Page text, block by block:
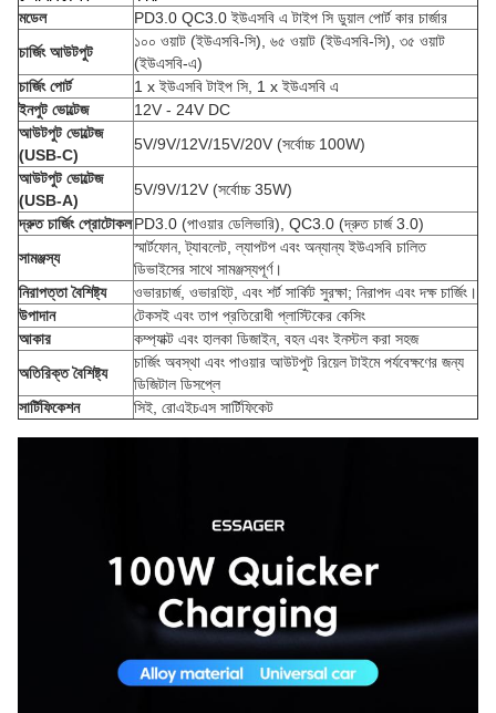
মডেল
PD3.0 QC3.0 ইউএসবি এ টাইপ সি ডুয়াল পোর্ট কার চার্জার
চার্জিং আউটপুট
১০০ ওয়াট (ইউএসবি-সি), ৬৫ ওয়াট (ইউএসবি-সি), ৩৫ ওয়াট
(ইউএসবি-এ)
চার্জিং পোর্ট
1 x ইউএসবি টাইপ সি, 1 x ইউএসবি এ
ইনপুট ভোল্টেজ
12V - 24V DC
আউটপুট ভোল্টেজ
(USB-C)
5V/9V/12V/15V/20V (সর্বোচ্চ 100W)
আউটপুট ভোল্টেজ
(USB-A)
5V/9V/12V (সর্বোচ্চ 35W)
দ্রুত চার্জিং প্রোটোকলPD3.0 (পাওয়ার ডেলিভারি), QC3.0 (দ্রুত চার্জ 3.0)
সামঞ্জস্য
স্মার্টফোন, ট্যাবলেট, ল্যাপটপ এবং অন্যান্য ইউএসবি চালিত
ডিভাইসের সাথে সামঞ্জস্যপূর্ণ।
নিরাপত্তা বৈশিষ্ট্য
ওভারচার্জ, ওভারহিট, এবং শর্ট সার্কিট সুরক্ষা; নিরাপদ এবং দক্ষ চার্জিং।
উপাদান
টেকসই এবং তাপ প্রতিরোধী প্লাস্টিকের কেসিং
আকার
কম্প্যাক্ট এবং হালকা ডিজাইন, বহন এবং ইনস্টল করা সহজ
অতিরিক্ত বৈশিষ্ট্য
চার্জিং অবস্থা এবং পাওয়ার আউটপুট রিয়েল টাইমে পর্যবেক্ষণের জন্য
ডিজিটাল ডিসপ্লে
সার্টিফিকেশন
সিই, রোএইচএস সার্টিফিকেট